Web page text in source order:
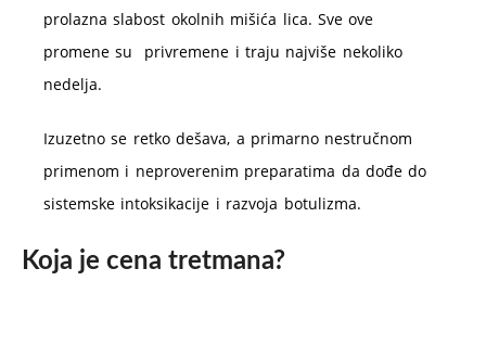
prolazna slabost okolnih mišića lica. Sve ove
promene su privremene i traju najviše nekoliko
nedelja.
Izuzetno se retko dešava, a primarno nestručnom
primenom i neproverenim preparatima da dođe do
sistemske intoksikacije i razvoja botulizma.
Koja je cena tretmana?